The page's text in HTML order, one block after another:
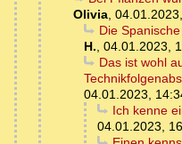
Olivia,
Die
H., 04.01.2023,
Das ist wohl
04.01.2023,
Ich kenne
04.01.2023,